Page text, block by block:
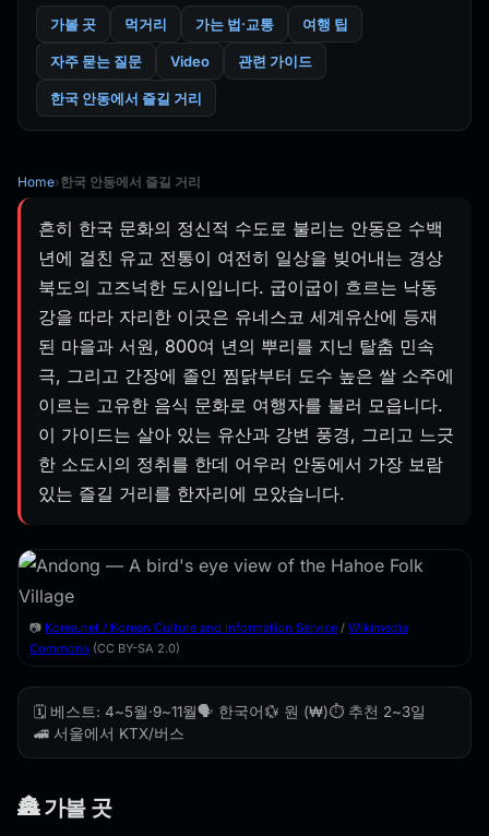
가볼 곳 먹거리 가는 법·교통 여행 팁
자주 묻는 질문 Video 관련 가이드
한국 안동에서 즐길 거리
Home›한국 안동에서 즐길 거리
흔히 한국 문화의 정신적 수도로 불리는 안동은 수백
년에 걸친 유교 전통이 여전히 일상을 빚어내는 경상
북도의 고즈넉한 도시입니다. 굽이굽이 흐르는 낙동
강을 따라 자리한 이곳은 유네스코 세계유산에 등재
된 마을과 서원, 800여 년의 뿌리를 지닌 탈춤 민속
극, 그리고 간장에 졸인 찜닭부터 도수 높은 쌀 소주에
이르는 고유한 음식 문화로 여행자를 불러 모읍니다.
이 가이드는 살아 있는 유산과 강변 풍경, 그리고 느긋
한 소도시의 정취를 한데 어우러 안동에서 가장 보람
있는 즐길 거리를 한자리에 모았습니다.
📷 Korea.net / Korean Culture and Information Service / Wikimedia
Commons (CC BY-SA 2.0)
🗓️ 베스트: 4~5월·9~11월🗣️ 한국어💱 원 (₩)⏱️ 추천 2~3일
🚄 서울에서 KTX/버스
🏯 가볼 곳